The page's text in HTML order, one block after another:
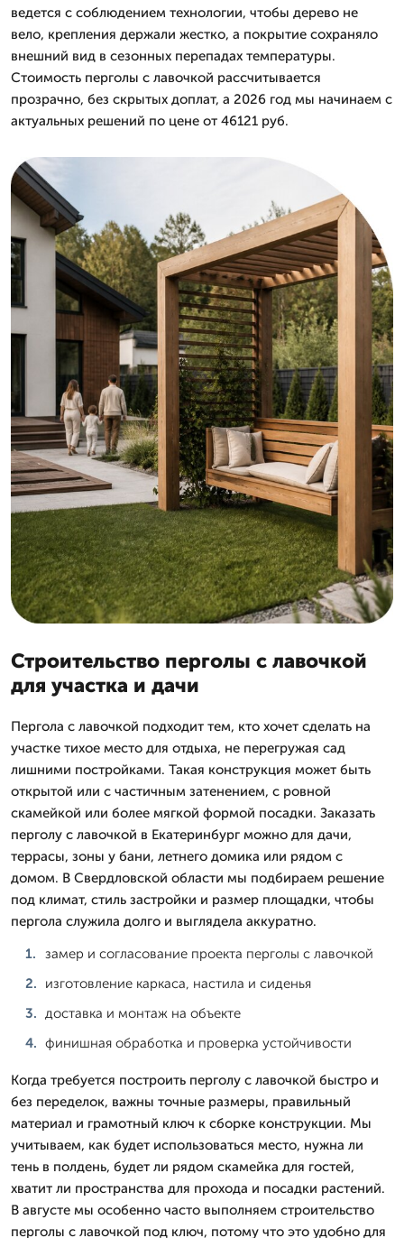
ведется с соблюдением технологии, чтобы дерево не
вело, крепления держали жестко, а покрытие сохраняло
внешний вид в сезонных перепадах температуры.
Стоимость перголы с лавочкой рассчитывается
прозрачно, без скрытых доплат, а 2026 год мы начинаем с
актуальных решений по цене от 46121 руб.
Строительство перголы с лавочкой
для участка и дачи
Пергола с лавочкой подходит тем, кто хочет сделать на
участке тихое место для отдыха, не перегружая сад
лишними постройками. Такая конструкция может быть
открытой или с частичным затенением, с ровной
скамейкой или более мягкой формой посадки. Заказать
перголу с лавочкой в Екатеринбург можно для дачи,
террасы, зоны у бани, летнего домика или рядом с
домом. В Свердловской области мы подбираем решение
под климат, стиль застройки и размер площадки, чтобы
пергола служила долго и выглядела аккуратно.
замер и согласование проекта перголы с лавочкой
изготовление каркаса, настила и сиденья
доставка и монтаж на объекте
финишная обработка и проверка устойчивости
Когда требуется построить перголу с лавочкой быстро и
без переделок, важны точные размеры, правильный
материал и грамотный ключ к сборке конструкции. Мы
учитываем, как будет использоваться место, нужна ли
тень в полдень, будет ли рядом скамейка для гостей,
хватит ли пространства для прохода и посадки растений.
В августе мы особенно часто выполняем строительство
перголы с лавочкой под ключ, потому что это удобно для